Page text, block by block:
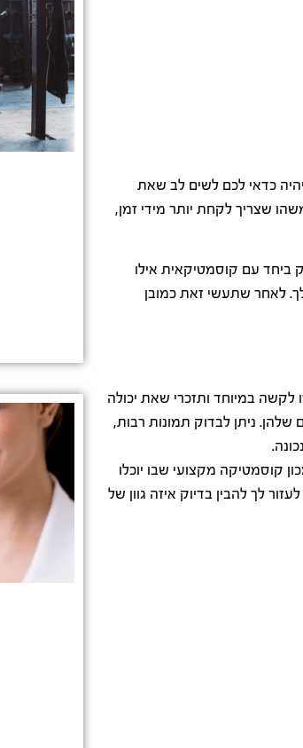
כדאי לכם לשים לב שאת
שצריך לקחת יותר מידי זמן,
ביחד עם קוסמטיקאית אילו
לאחר שתעשי זאת כמובן
לקשה במיוחד ותזכרי שאת יכולה
ניתן לבדוק תמונות רבות,
קוסמטיקה מקצועי שבו יוכלו
לך להבין בדיוק איזה גוון של